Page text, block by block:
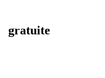
gratuite